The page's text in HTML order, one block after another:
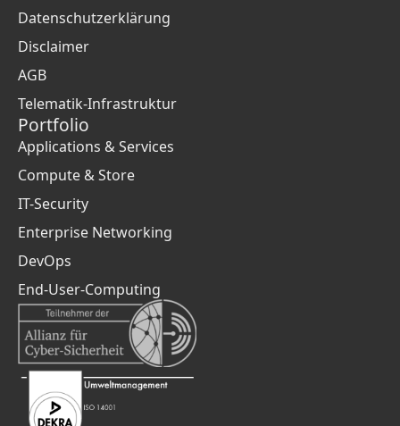
Datenschutzerklärung
Disclaimer
AGB
Telematik-Infrastruktur
Portfolio
Applications & Services
Compute & Store
IT-Security
Enterprise Networking
DevOps
End-User-Computing